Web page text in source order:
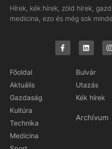
Hírek, kék hírek, zöld hírek,
medicina, ezo és még sok
Főoldal
Aktuális
Gazdaság
Kultúra
Technika
Medicina
Bulvár
Utazás
Kék hírek
Archívum